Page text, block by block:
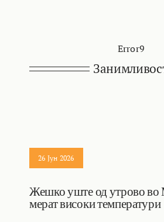
Error9
26 Јун 2026
Жешко уште од утрово во
мерат високи температури